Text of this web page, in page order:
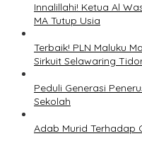
Innalillahi! Ketua Al
MA Tutup Usia
Terbaik! PLN Maluku
Sirkuit Selawaring
Peduli Generasi
Sekolah
Adab Murid Terhadap